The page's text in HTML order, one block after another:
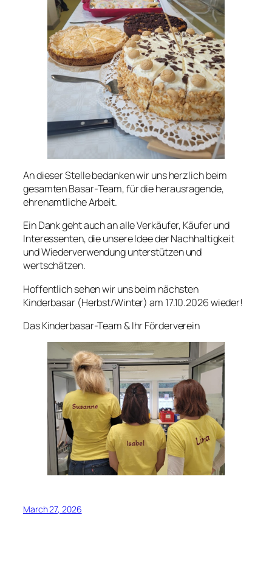
An dieser Stelle bedanken wir uns herzlich beim
gesamten Basar-Team, für die herausragende,
ehrenamtliche Arbeit.
Ein Dank geht auch an alle Verkäufer, Käufer und
Interessenten, die unsere Idee der Nachhaltigkeit
und Wiederverwendung unterstützen und
wertschätzen.
Hoffentlich sehen wir uns beim nächsten
Kinderbasar (Herbst/Winter) am 17.10.2026 wieder!
Das Kinderbasar-Team & Ihr Förderverein
March 27, 2026